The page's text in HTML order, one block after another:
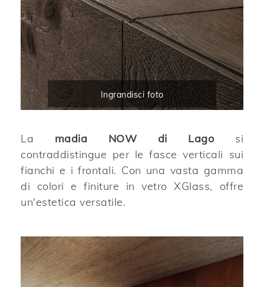
Ingrandisci foto
La madia NOW di Lagosi
contraddistingue per le fasce verticali sui
fianchi e i frontali. Con una vasta gamma
di colori e finiture in vetro XGlass, offre
un'estetica versatile.